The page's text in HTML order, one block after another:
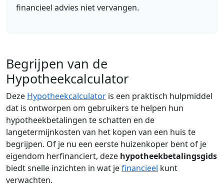
financieel advies niet vervangen.
Begrijpen van de
Hypotheekcalculator
Deze Hypotheekcalculator is een praktisch hulpmiddel
dat is ontworpen om gebruikers te helpen hun
hypotheekbetalingen te schatten en de
langetermijnkosten van het kopen van een huis te
begrijpen. Of je nu een eerste huizenkoper bent of je
eigendom herfinanciert, deze hypotheekbetalingsgids
biedt snelle inzichten in wat jefinancieel kunt
verwachten.